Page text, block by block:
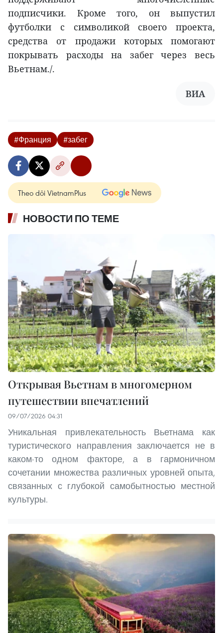
подписчики. Кроме того, он выпустил
футболки с символикой своего проекта,
средства от продажи которых помогают
покрывать расходы на забег через весь
Вьетнам./.
ВИA
#Франция #забег
Theo dõi VietnamPlus
НОВОСТИ ПО ТЕМЕ
Открывая Вьетнам в многомерном
путешествии впечатлений
09/07/2026 04:31
Уникальная привлекательность Вьетнама как
туристического направления заключается не в
каком-то одном факторе, а в гармоничном
сочетании множества различных уровней опыта,
связанных с глубокой самобытностью местной
культуры.